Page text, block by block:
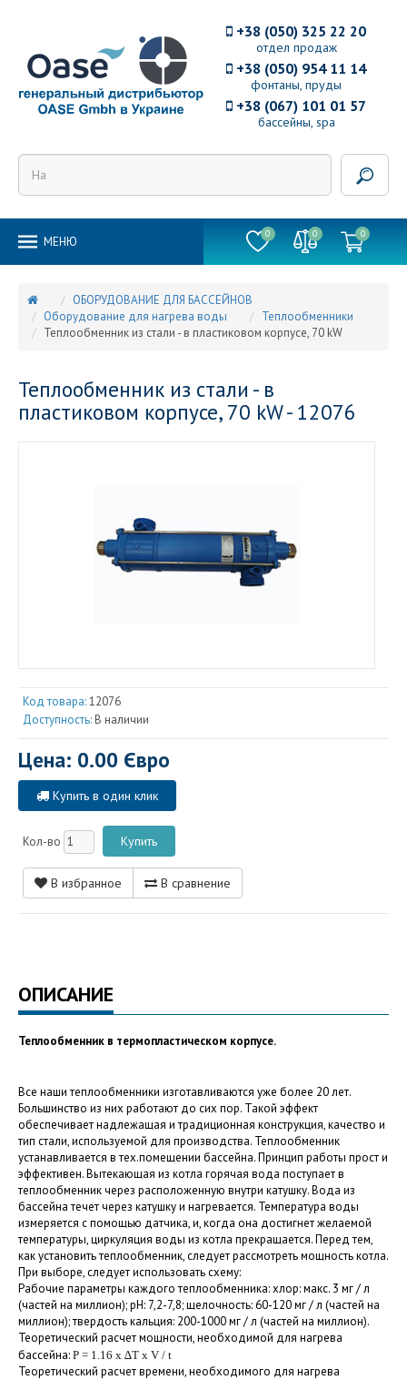
отдел продаж
+38 (050) 325 22 20
фонтаны, пруды
+38 (050) 954 11 14
бассейны, spa
+38 (067) 101 01 57
MEНЮ
0 0 0
ОБОРУДОВАНИЕ ДЛЯ БАССЕЙНОВ
Оборудование для нагрева воды
Теплообменники
Теплообменник из стали - в пластиковом корпусе, 70 kW
Теплообменник из стали - в
пластиковом корпусе, 70 kW - 12076
Код товара:12076
Доступность: В наличии
Цена: 0.00 Євро
Купить в один клик
Кол-во
В избранное В сравнение
ОПИСАНИЕ
Теплообменник в термопластическом корпусе.
Все наши теплообменники изготавливаются уже более 20 лет.
Большинство из них работают до сих пор. Такой эффект
обеспечивает надлежащая и традиционная конструкция, качество и
тип стали, используемой для производства. Теплообменник
устанавливается в тех.помещении бассейна. Принцип работы прост и
эффективен. Вытекающая из котла горячая вода поступает в
теплообменник через расположенную внутри катушку. Вода из
бассейна течет через катушку и нагревается. Температура воды
измеряется с помощью датчика, и, когда она достигнет желаемой
температуры, циркуляция воды из котла прекращается. Перед тем,
как установить теплообменник, следует рассмотреть мощность котла.
При выборе, следует использовать схему:
Рабочие параметры каждого теплообменника: хлор: макс. 3 мг / л
(частей на миллион); рН: 7,2-7,8; щелочность: 60-120 мг / л (частей на
миллион); твердость кальция: 200-1000 мг / л (частей на миллион).
Теоретический расчет мощности, необходимой для нагрева
бассейна: P = 1.16 x ∆T x V / t
Теоретический расчет времени, необходимого для нагрева